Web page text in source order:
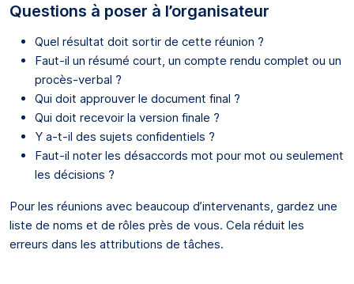
Questions à poser à l’organisateur
Quel résultat doit sortir de cette réunion ?
Faut-il un résumé court, un compte rendu complet ou un
procès-verbal ?
Qui doit approuver le document final ?
Qui doit recevoir la version finale ?
Y a-t-il des sujets confidentiels ?
Faut-il noter les désaccords mot pour mot ou seulement
les décisions ?
Pour les réunions avec beaucoup d’intervenants, gardez une
liste de noms et de rôles près de vous. Cela réduit les
erreurs dans les attributions de tâches.